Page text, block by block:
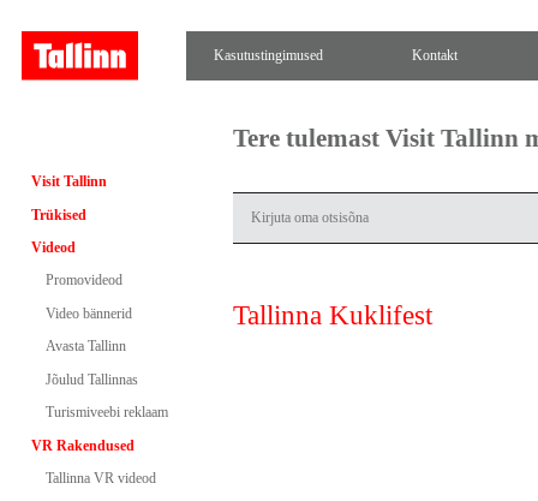
Kasutustingimused Kontakt
Visit Tallinn
Trükised
Videod
Promovideod
Video bännerid
Avasta Tallinn
Jõulud Tallinnas
Turismiveebi reklaam
VR Rakendused
Tallinna VR videod
Tere tulemast Visit Tallinn
Tallinna Kuklifest